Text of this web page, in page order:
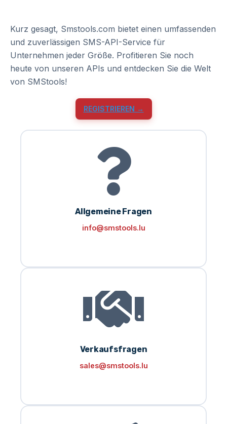
Kurz gesagt, Smstools.com bietet einen umfassenden
und zuverlässigen SMS-API-Service für
Unternehmen jeder Größe. Profitieren Sie noch
heute von unseren APIs und entdecken Sie die Welt
von SMStools!
REGISTRIEREN →
Allgemeine Fragen
info@smstools.lu
Verkaufsfragen
sales@smstools.lu